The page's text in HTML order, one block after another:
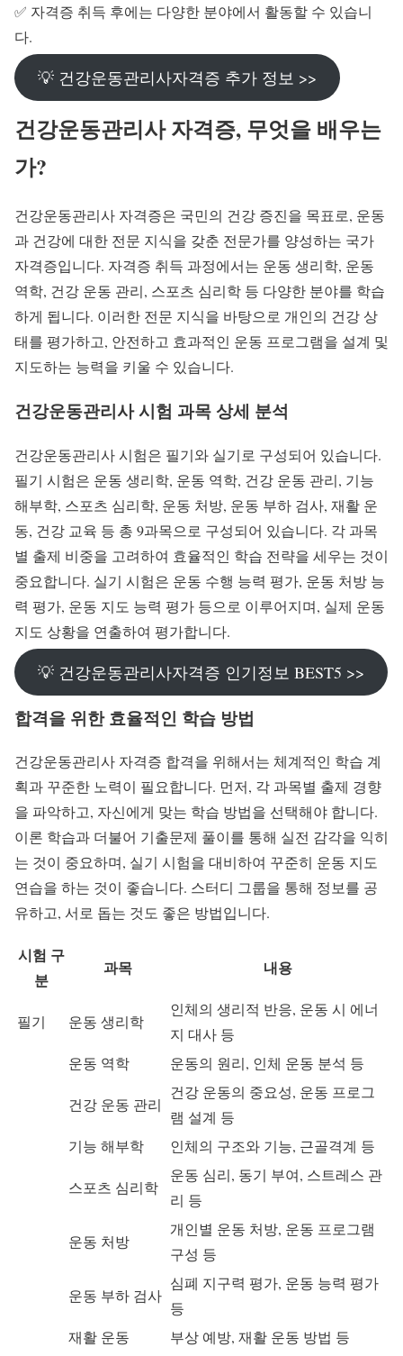
✅ 자격증 취득 후에는 다양한 분야에서 활동할 수 있습니
다.
💡 건강운동관리사자격증 추가 정보 >>
건강운동관리사 자격증, 무엇을 배우는
가?
건강운동관리사 자격증은 국민의 건강 증진을 목표로, 운동
과 건강에 대한 전문 지식을 갖춘 전문가를 양성하는 국가
자격증입니다. 자격증 취득 과정에서는 운동 생리학, 운동
역학, 건강 운동 관리, 스포츠 심리학 등 다양한 분야를 학습
하게 됩니다. 이러한 전문 지식을 바탕으로 개인의 건강 상
태를 평가하고, 안전하고 효과적인 운동 프로그램을 설계 및
지도하는 능력을 키울 수 있습니다.
건강운동관리사 시험 과목 상세 분석
건강운동관리사 시험은 필기와 실기로 구성되어 있습니다.
필기 시험은 운동 생리학, 운동 역학, 건강 운동 관리, 기능
해부학, 스포츠 심리학, 운동 처방, 운동 부하 검사, 재활 운
동, 건강 교육 등 총 9과목으로 구성되어 있습니다. 각 과목
별 출제 비중을 고려하여 효율적인 학습 전략을 세우는 것이
중요합니다. 실기 시험은 운동 수행 능력 평가, 운동 처방 능
력 평가, 운동 지도 능력 평가 등으로 이루어지며, 실제 운동
지도 상황을 연출하여 평가합니다.
💡 건강운동관리사자격증 인기정보 BEST5 >>
합격을 위한 효율적인 학습 방법
건강운동관리사 자격증 합격을 위해서는 체계적인 학습 계
획과 꾸준한 노력이 필요합니다. 먼저, 각 과목별 출제 경향
을 파악하고, 자신에게 맞는 학습 방법을 선택해야 합니다.
이론 학습과 더불어 기출문제 풀이를 통해 실전 감각을 익히
는 것이 중요하며, 실기 시험을 대비하여 꾸준히 운동 지도
연습을 하는 것이 좋습니다. 스터디 그룹을 통해 정보를 공
유하고, 서로 돕는 것도 좋은 방법입니다.
시험 구
분
과목 내용
필기 운동 생리학
인체의 생리적 반응, 운동 시 에너
지 대사 등
운동 역학
운동의 원리, 인체 운동 분석 등
건강 운동 관리
건강 운동의 중요성, 운동 프로그
램 설계 등
기능 해부학
인체의 구조와 기능, 근골격계 등
스포츠 심리학
운동 심리, 동기 부여, 스트레스 관
리 등
운동 처방
개인별 운동 처방, 운동 프로그램
구성 등
운동 부하 검사
심폐 지구력 평가, 운동 능력 평가
등
재활 운동
부상 예방, 재활 운동 방법 등